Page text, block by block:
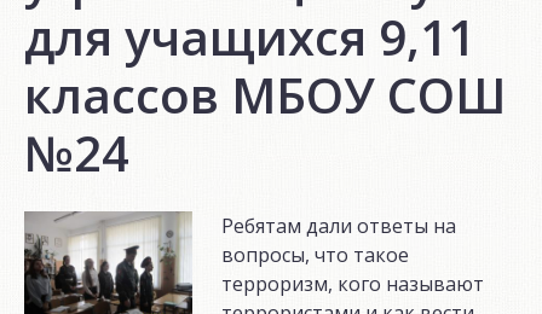
для учащихся 9,11
классов МБОУ СОШ
№24
Ребятам дали ответы на
вопросы, что такое
терроризм, кого называют